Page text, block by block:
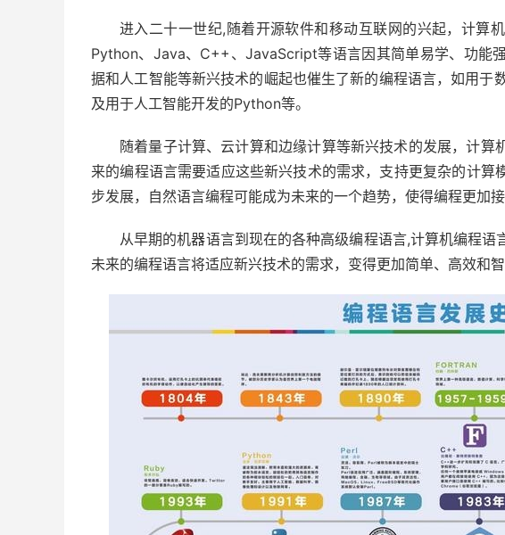
进入二十一世纪,随着开源软件和移动互联网的兴起，计算
Python、Java、C++、JavaScript等语言因其简单易学、功能
据和人工智能等新兴技术的崛起也催生了新的编程语言，如用
及用于人工智能开发的Python等。
随着量子计算、云计算和边缘计算等新兴技术的发展，计
来的编程语言需要适应这些新兴技术的需求，支持更复杂的计算
步发展，自然语言编程可能成为未来的一个趋势，使得编程更加
从早期的机器语言到现在的各种高级编程语言,计算机编程语
未来的编程语言将适应新兴技术的需求，变得更加简单、高效和智